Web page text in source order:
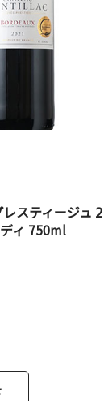
スティージュ 2
ィ 750ml